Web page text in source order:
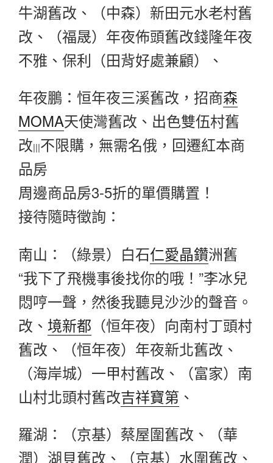
牛湖舊改、（中森）新田元水老村舊
改、（福晟）年夜佈頭舊改錢隆年夜
不雅、保利（田背好處兼顧）、
年夜鵬：恒年夜三溪舊改，招商森
MOMA天使灣舊改、出色雙伍村舊
改|||不限購，無需名俄，回遷紅本商
品房
周邊商品房3-5折的單價購置！
接待隨時徵詢：
南山：（綠景）白石仁愛晶鑽洲舊
“我下了飛機事後找你的哦！”李冰兒
悶哼一聲，然後我聽見沙沙的聲音。
改、 境新都 （恒年夜）向南村丁頭村
舊改、（恒年夜）年夜新北舊改、
（海岸城）一甲村舊改、（富家）南
山村北頭村舊改吉祥寶第 、
羅湖：（京基）蔡屋圍舊改、（華
潤）湖貝舊改、（京基）水圍舊改、